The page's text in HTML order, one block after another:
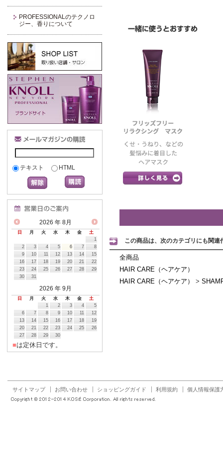
PROFESSIONALのテクノロ
ジー、香りについて
テキスト HTML
2026 年 8月
日 月 火 水 木 金
土
1
2
3 4 5 6 7
8
9
10 11 12 13 14
15
16
17 18 19 20 21
22
23
24 25 26 27 28
29
30
31
2026 年 9月
日 月 火 水 木 金
土
1
2 3 4
5
6
7 8 9 10 11
12
13
14 15 16 17 18
19
20
21 22 23 24 25
26
27
28 29 30
■は定休日です。
この商品は、次のカテゴリにも関連
全商品
HAIR CARE（ヘアケア）
HAIR CARE（ヘアケア） >
サイトマップ お問い合わせ ショッピングガイド 利用規約 個人情報保護